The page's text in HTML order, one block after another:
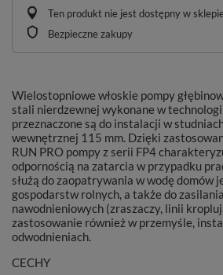
Ten produkt nie jest dostępny w
Bezpieczne zakupy
Wielostopniowe włoskie pompy
stali nierdzewnej wykonane w
przeznaczone są do instalacji w
wewnętrznej 115 mm. Dzięki
RUN PRO pompy z serii FP4
odpornością na zatarcia w przypadku
służą do zaopatrywania w wodę domów
gospodarstw rolnych, a także do
nawodnieniowych (zraszaczy, linii
zastosowanie również w przemyśle,
odwodnieniach.
CECHY